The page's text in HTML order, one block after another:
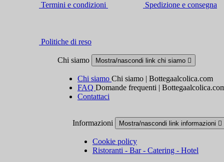
Termini e condizioni Spedizione e consegna
Politiche di reso
Chi siamo Mostra/nascondi link chi siamo 
Chi siamo Chi siamo | Bottegaalcolica.com
FAQ Domande frequenti |
Contattaci
Informazioni Mostra/nascondi link informazioni 
Cookie policy
Ristoranti - Bar - Catering - Hotel